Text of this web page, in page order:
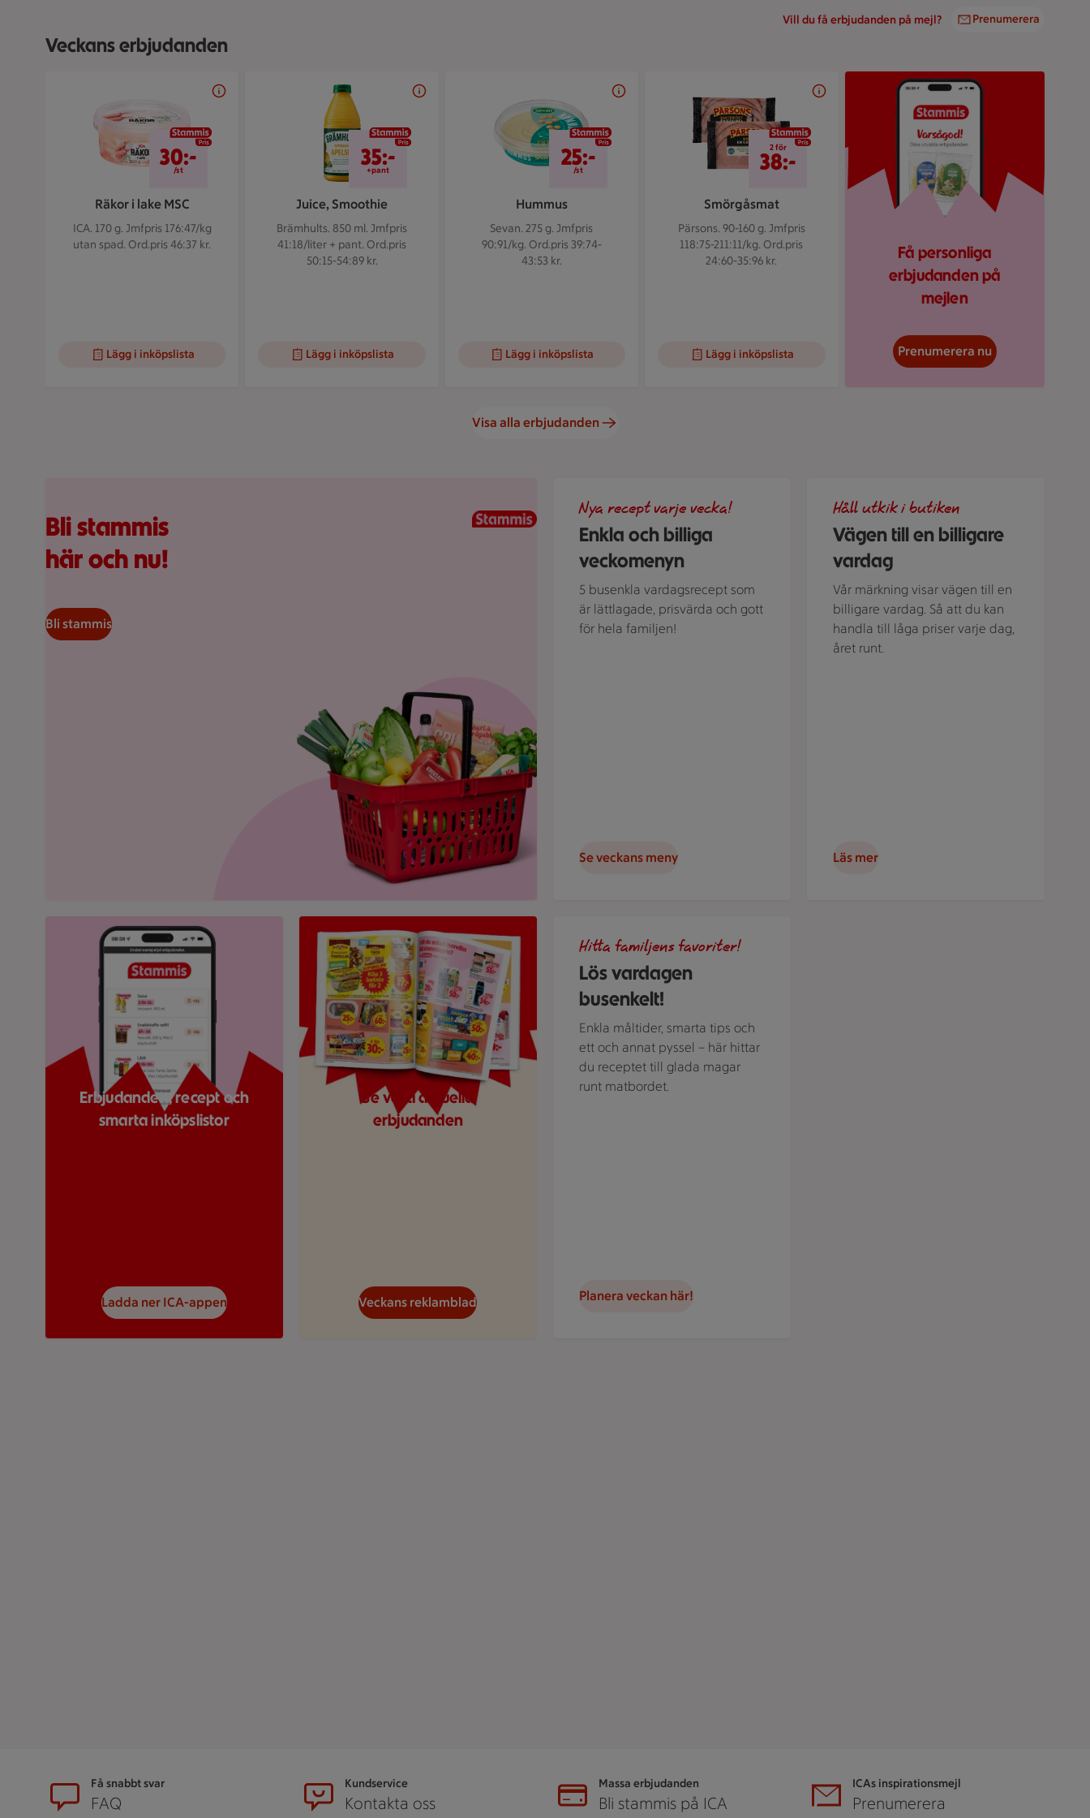
Vill du få erbjudanden på mejl? Prenumerera
Veckans erbjudanden
Bildspel med 5 bilder.
Räkor i lake MSC
ICA. 170 g. Jmfpris 176:47/kg
utan spad. Ord.pris 46:37 kr.
30 kr/st
30:-
/st
Lägg i inköpslista
Juice, Smoothie
Brämhults. 850 ml.Jmfpris
41:18/liter + pant. Ord.pris
50:15-54:89 kr.
35 kr/+pant
35:-
+pant
Lägg i inköpslista
Hummus
Sevan. 275 g.Jmfpris
90:91/kg. Ord.pris 39:74-
43:53 kr.
25 kr/st
25:-
/st
Lägg i inköpslista
Smörgåsmat
Pärsons. 90-160 g. Jmfpris
118:75-211:11/kg. Ord.pris
24:60-35:96 kr.
2 för 38 kr
2 för
38:-
Lägg i inköpslista
stammis
Få personliga
erbjudanden på
mejlen
Prenumerera nu
Visa alla erbjudanden
Bli stammis
här och nu!
Bli stammis
Enkla och billiga
veckomenyn
Nya recept varje vecka!
5 busenkla vardagsrecept som
är lättlagade, prisvärda och gott
för hela familjen!
Se veckans meny
Vägen till en billigare
vardag
Håll utkik i butiken
Vår märkning visar vägen till en
billigare vardag. Så att du kan
handla till låga priser varje dag,
året runt.
Läs mer
Bild på mobil som visar ICA appen
Erbjudanden, recept och
smarta inköpslistor
Ladda ner ICA-appen
Se våra aktuella
erbjudanden
Veckans reklamblad
Lös vardagen
busenkelt!
Hitta familjens favoriter!
Enkla måltider, smarta tips och
ett och annat pyssel – här hittar
du receptet till glada magar
runt matbordet.
Planera veckan här!
SidfotFå snabbt svar
FAQ
Kundservice
Kontakta oss
Massa erbjudanden
Bli stammis på ICA
ICAs inspirationsmejl
Prenumerera